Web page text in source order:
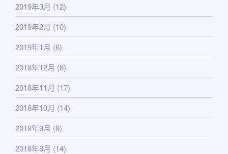
2019年3月 (12)
2019年2月 (10)
2019年1月 (6)
2018年12月 (8)
2018年11月 (17)
2018年10月 (14)
2018年9月 (8)
2018年8月 (14)